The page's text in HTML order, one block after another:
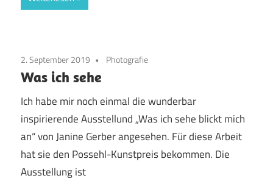
2. September 2019 Photografie
Was ich sehe
Ich habe mir noch einmal die wunderbar
inspirierende Ausstellund „Was ich sehe blickt mich
an“ von Janine Gerber angesehen. Für diese Arbeit
hat sie den Possehl-Kunstpreis bekommen. Die
Ausstellung ist